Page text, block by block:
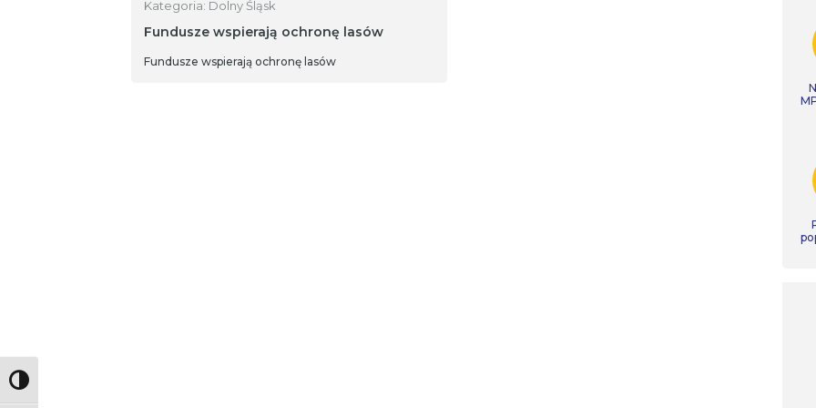
Toggle High Contrast
Kategoria: Dolny Śląsk
Fundusze wspierają ochronę lasów
Fundusze wspierają ochronę lasów